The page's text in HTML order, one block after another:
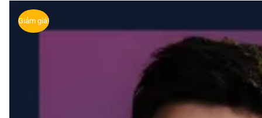
Giảm giá!